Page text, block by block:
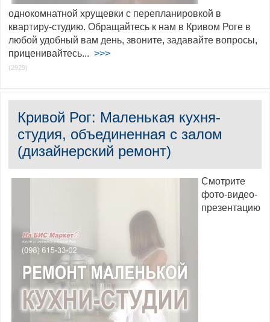
однокомнатной хрущевки с перепланировкой в
квартиру-студию. Обращайтесь к нам в Кривом Роге в
любой удобный вам день, звоните, задавайте вопросы,
приценивайтесь... >>>
(2929)
Кривой Рог: Маленькая кухня-
студия, объединенная с залом
(дизайнерский ремонт)
Смотрите
фото-видео-
презентацию